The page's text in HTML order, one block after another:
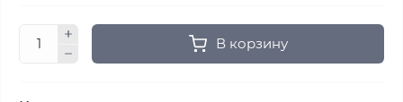
В корзину